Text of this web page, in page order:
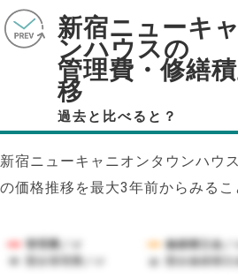
新宿ニューキ
ンハウスの
管理費・修繕
移
過去と比べると？
新宿ニューキャニオンタウンハウ
の価格推移を最大3年前からみるこ
管理費／㎡
修繕積立金／㎡
競合管理費／㎡
競合修繕積立